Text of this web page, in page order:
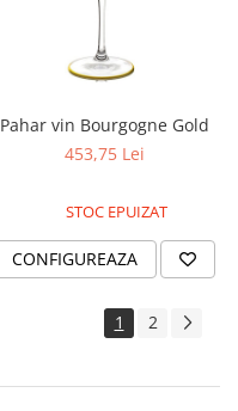
Pahar vin Bourgogne Gold
453,75 Lei
STOC EPUIZAT
CONFIGUREAZA
1 2